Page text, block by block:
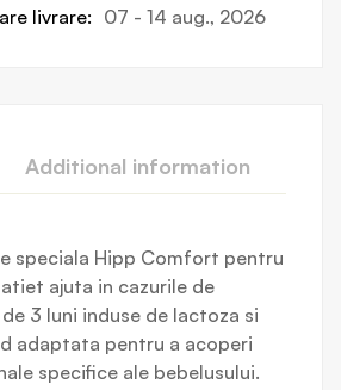
livrare: 07 - 14 aug., 2026
Additional information
speciala Hipp Comfort pentru
ajuta in cazurile de
3 luni induse de lactoza si
adaptata pentru a acoperi
specifice ale bebelusului.